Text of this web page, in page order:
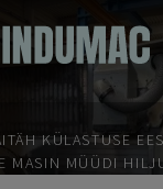
KÜLASTUSE
MASIN MÜÜDI